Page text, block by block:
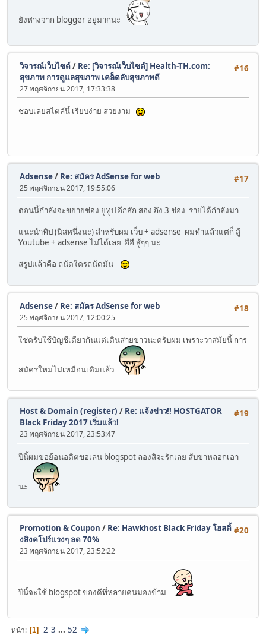
ยังห่างจาก blogger อยู่มากนะ
#16
วิจารณ์เว็บไซต์/ Re: [วิจารณ์เว็บไซต์] Health-TH.com:
สุขภาพ การดูแลสุขภาพ เคล็ดลับสุขภาพดี
27 พฤศจิกายน 2017, 17:33:38
ชอบเลยสไตล์นี้ เรียบง่าย สวยงาม
#17
Adsense/ Re: สมัคร AdSense for web
25 พฤศจิกายน 2017, 19:55:06
ตอนนี้กำลังจะขยายช่อง ยูทูป อีกสัก สอง ถึง 3 ช่อง รายได้กำลังมา
แนะนำทิป (นิสหนึ่งนะ) สำหรับผม เว็บ + adsense ผมทำแล้วแต่ก็ สู้
Youtube + adsense ไม่ได้เลย อือื สู้ๆๆ นะ
สรูปแล้วคือ ถนัดใครถนัดมัน
#18
Adsense/ Re: สมัคร AdSense for web
25 พฤศจิกายน 2017, 12:00:25
ใช่ครับใช้บัญชีเดียวกันแต่เดินสายขาวนะครับผม เพราะว่าสมัยนี้ การ
สมัครใหม่ไม่เหมือนเดิมแล้ว
#19
Host & Domain (register) / Re: แจ้งข่าว!! HOSTGATOR
Black Friday 2017 เริ่มแล้ว!
23 พฤศจิกายน 2017, 23:53:47
ปีนี้ผมขอย้อนอดิตขอเล่น blogspot ลองสิจะรักเลย สับขาหลอกเอา
นะ
#20
Promotion & Coupon / Re: Hawkhost Black Friday โฮสติ้
งสิงคโปร์แรงๆ ลด 70%
23 พฤศจิกายน 2017, 23:52:22
ปีนี้จะใช้ blogspot ของดีที่หลายคนมองข้าม
หน้า 1 2 3 ... 52